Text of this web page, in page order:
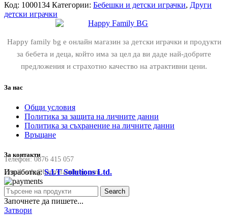
Код: 1000134 Категории: Бебешки и детски играчки, Други
детски играчки
Happy family bg е онлайн магазин за детски играчки и продукти
за бебета и деца, който има за цел да ви даде най-добрите
предложения и страхотно качество на атрактивни цени.
За нас
Общи условия
Политика за защита на личните данни
Политика за съхранение на личните данни
Връщане
За контакти
Телефон:0876 415 057
Email:sale@happyfamilybg.com
Изработка:S.I.T Solutions Ltd.
Search
Започнете да пишете...
Затвори